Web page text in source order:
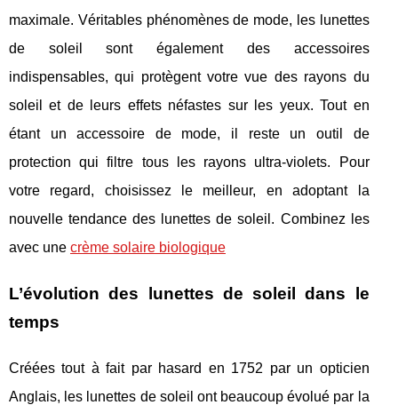
maximale. Véritables phénomènes de mode, les lunettes
de soleil sont également des accessoires
indispensables, qui protègent votre vue des rayons du
soleil et de leurs effets néfastes sur les yeux. Tout en
étant un accessoire de mode, il reste un outil de
protection qui filtre tous les rayons ultra-violets. Pour
votre regard, choisissez le meilleur, en adoptant la
nouvelle tendance des lunettes de soleil. Combinez les
avec une crème solaire biologique
L’évolution des lunettes de soleil dans le
temps
Créées tout à fait par hasard en 1752 par un opticien
Anglais, les lunettes de soleil ont beaucoup évolué par la